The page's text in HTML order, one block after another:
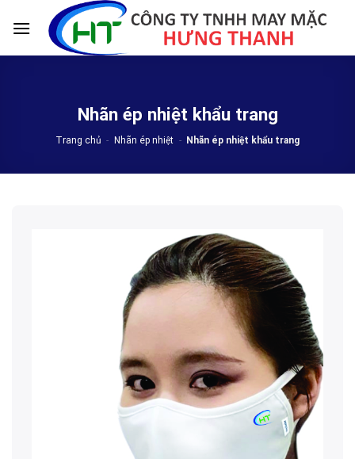
Nhãn ép nhiệt khẩu trang
Trang chủ - Nhãn ép nhiệt - Nhãn ép nhiệt khẩu trang